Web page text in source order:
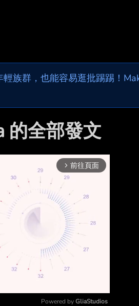
族群，也能容易逛批踢踢！
的全部發文
arrow_forward_ios 前往頁面
Powered by GliaStudios